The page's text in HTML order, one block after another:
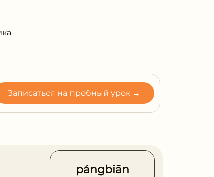
Записаться на пробный урок →
pángbiān